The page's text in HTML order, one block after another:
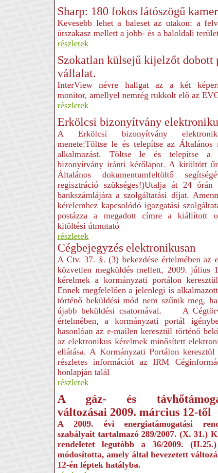
Sharp: 180 fokos látószögű
Kevesebb lehet a baleset az utakon: a
útszakasz mellett a jobb- és a baloldali
részletek
Szokatlan külsejű kijelzőt dobott
vállalat.
InterView névre hallgat az a két
monitor, amellyel nemrég rukkolt elő az
részletek
Erkölcsi bizonyítvány
A Erkölcsi bizonyítvány
menete:Töltse le és telepítse az Általános
alkalmazást. Töltse le és telepítse a
bizonyítvány iránti kérőlapot. A kitöltött
Általános dokumentumfeltöltő
regisztráció szükséges!)Utalja át 24
bankszámlájára a szolgáltatási díjat.
kérelemhez kapcsolódó igazgatási
postázza a megadott címre a kiállított
kitöltési útmutató
részletek
Cégbejegyzés elektronikusan
A Ctv. 37. §. (3) bekezdése értelmében az
közvetlen megküldés mellett, 2009. július
kérelmek a kormányzati portálon
Ennek megfelelően a jelenlegi is
történő beküldési mód nem szűnik meg,
újabb beküldési csatornával. A
értelmében, a kormányzati portál
hasonlóan az e-mailen keresztül történő
az elektronikus kérelmek minősített
ellátása. A Kormányzati Portálon
részletes információt az IRM
honlapján talál
részletek
A gáz- és
változásai 2009. március 12-től
A 2009. évi energiatámogatási
szabályait tartalmazó 289/2007. (X. 31.)
rendeletet legutóbb a 36/2009.
módosította, amely által bevezetett
12-én léptek hatályba.